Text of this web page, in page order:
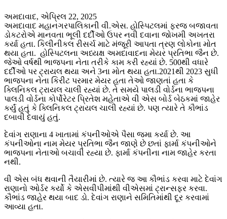
અમદાવાદ, એપ્રિલ 22, 2025
અમદાવાદ મહાનગરપાલિકાની વી.એસ. હોસ્પિટલમાં ફરજ બજાવતા
ડોકટરોએ માનવતા ભૂલી દર્દીઓ ઉપર નવી દવાના જોખમી અખતરા
કર્યા હતા. કિલીનીકલ રીસર્ચ માટે મંજૂરી આપતા ત્રણ લોકોના મોત
થયા હતા. હોસ્પિટલના અધ્યક્ષ અમદાવાદના મેયર પ્રતિભા જૈન છે.
જેઓ વર્ષથી ભાજપના નેતા તરીકે કામ કરી રહ્યાં છે. 500થી વધારે
દર્દીઓ પર ટ્રાયલ થયા અને 3ના મોત થયા હતા.2021થી 2023 સુધી
ભાજપના નેતા કિરીટ પરમાર મેયર હતા તેઓ જાણતાં હતા કે
ક્લિનિકલ ટ્રાયલ ચાલી રહ્યાં છે. તે સમયે પાલડી વોર્ડના ભાજપના
પાલડી વોર્ડના કોર્પોરેટર પ્રિતેશ મહેતાએ વી એસ બોર્ડ બેઠકમાં જાહેર
કર્યું હતું કે ક્લિનિકલ ટ્રાયલ ચાલી રહ્યાં છે. પણ ત્યારે તે કૌભાંડ
દબાવી દેવાયું હતું.
દેવાંગ રાણાના 4 ખાતામાં કંપનીઓએ પૈસા જમા કર્યા છે. આ
કંપનીઓના નામ મેયર પ્રતિભા જૈન જાણે છે છતાં ફાર્મા કંપનીઓને
ભાજપના નેતાઓ બચાવી રહ્યા છે. ફાર્મા કંપનીના નામ જાહેર કરતા
નથી.
વી એસ બંધ થવાની તૈયારીમાં છે. ત્યારે જ આ કૌભાંડ કરવા માટે દેવાંગ
રાણાનો ઓર્ડર કર્યો કે એસવીપીમાંથી વીએસમાં ટ્રાન્સફર કરવા.
કૌભાંડ જાહેર થયા બાદ ડો. દેવાંગ રાણાને સમિતિમાંથી દૂર કરવામાં
આવ્યા હતા.